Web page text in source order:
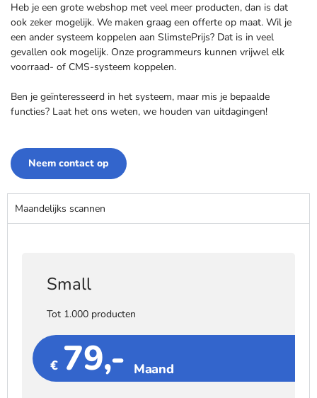
Heb je een grote webshop met veel meer producten, dan is dat
ook zeker mogelijk. We maken graag een offerte op maat. Wil je
een ander systeem koppelen aan SlimstePrijs? Dat is in veel
gevallen ook mogelijk. Onze programmeurs kunnen vrijwel elk
voorraad- of CMS-systeem koppelen.
Ben je geïnteresseerd in het systeem, maar mis je bepaalde
functies? Laat het ons weten, we houden van uitdagingen!
Neem contact op
Maandelijks scannen
Small
Tot 1.000 producten
€ 79,- Maand